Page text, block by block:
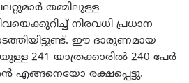
തമ്മിലുള്ള
നിരവധി പ്രധാന
ഈ ദാരുണമായ
241 യാത്രക്കാരിൽ 240 പേർ
എങ്ങനെയോ രക്ഷപ്പെട്ടു.